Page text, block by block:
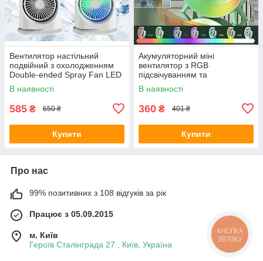
Вентилятор настільний
подвійний з охолодженням
Double-ended Spray Fan LED
підсвічування 3 швидкості
В наявності
585 ₴ 650 ₴
Купити
Акумуляторний міні
вентилятор з RGB
підсвічуванням та
обертанням на 180°
В наявності
360 ₴ 401 ₴
Купити
Про нас
99% позитивних з 108 відгуків за рік
Працює з 05.09.2015
м. Київ
Героїв Сталінграда 27 , Київ, Україна
КНОПКА
ЗВ'ЯЗКУ